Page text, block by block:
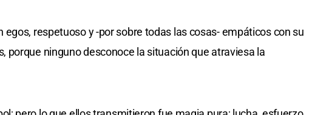
respetuoso y -por sobre todas las cosas- empáticos con su
porque ninguno desconoce la situación que atraviesa la